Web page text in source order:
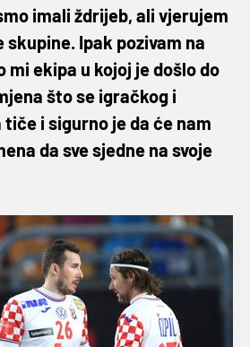
imali ždrijeb, ali vjerujem
skupine. Ipak pozivam na
ekipa u kojoj je došlo do
što se igračkog i
i sigurno je da će nam
da sve sjedne na svoje